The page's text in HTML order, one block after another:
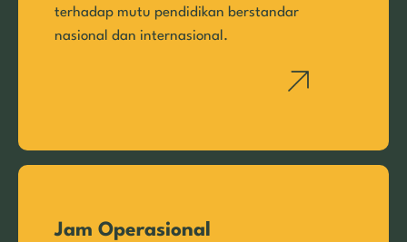
terhadap mutu pendidikan berstandar
nasional dan internasional.
Jam Operasional